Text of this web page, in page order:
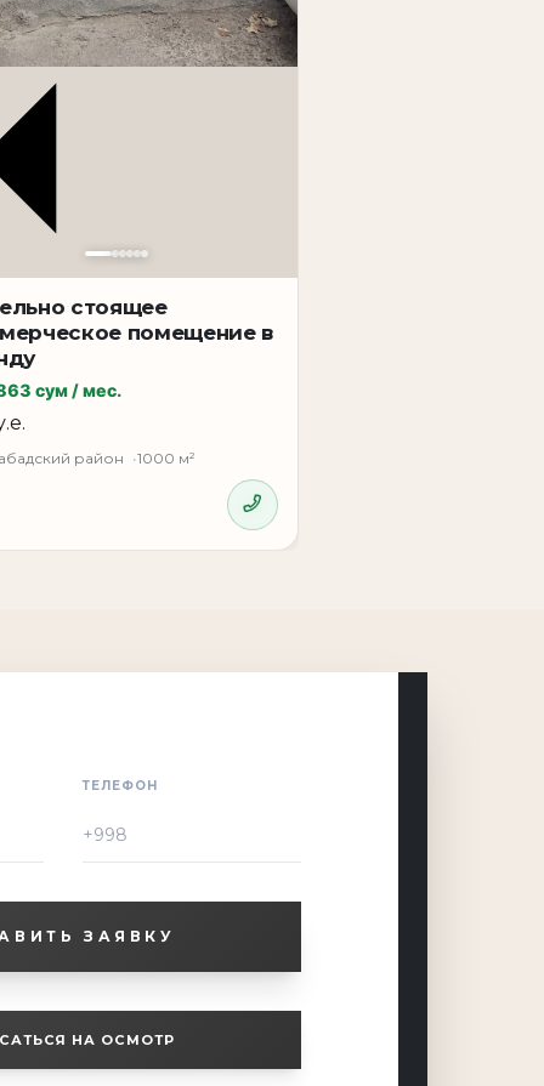
деловых районов Ташкента.
бизнеса, что делает
аренду.
стоящее
помещение в
сум / мес.
район 1000 м²
ТЕЛЕФОН
ЗАЯВКУ
НА ОСМОТР